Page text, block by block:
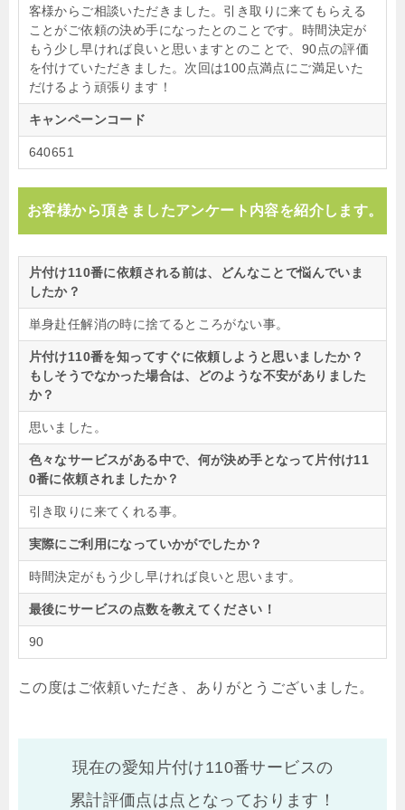
客様からご相談いただきました。引き取りに来てもらえる
ことがご依頼の決め手になったとのことです。時間決定が
もう少し早ければ良いと思いますとのことで、90点の評価
を付けていただきました。次回は100点満点にご満足いた
だけるよう頑張ります！
キャンペーンコード
640651
お客様から頂きましたアンケート内容を紹介します。
片付け110番に依頼される前は、どんなことで悩んでいま
したか？
単身赴任解消の時に捨てるところがない事。
片付け110番を知ってすぐに依頼しようと思いましたか？
もしそうでなかった場合は、どのような不安がありました
か？
思いました。
色々なサービスがある中で、何が決め手となって片付け11
0番に依頼されましたか？
引き取りに来てくれる事。
実際にご利用になっていかがでしたか？
時間決定がもう少し早ければ良いと思います。
最後にサービスの点数を教えてください！
90
この度はご依頼いただき、ありがとうございました。
現在の愛知片付け110番サービスの
累計評価点は点となっております！